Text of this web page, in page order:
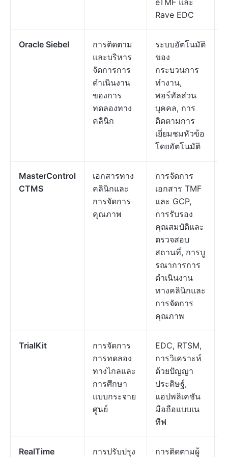
eTMF และ
Rave EDC
Oracle Siebel
การติดตาม
และบริหาร
จัดการการ
ดำเนินงาน
ของการ
ทดลองทาง
คลินิก
ระบบอัตโนมัติ
ของ
กระบวนการ
ทำงาน,
พอร์ทัลส่วน
บุคคล, การ
ติดตามการ
เยี่ยมชมหัวข้อ
โดยอัตโนมัติ
MasterControl
CTMS
เอกสารทาง
คลินิกและ
การจัดการ
คุณภาพ
การจัดการ
เอกสาร TMF
และ GCP,
การรับรอง
คุณสมบัติและ
ตรวจสอบ
สถานที่, การบู
รณาการการ
ดำเนินงาน
ทางคลินิกและ
การจัดการ
คุณภาพ
TrialKit
การจัดการ
การทดลอง
ทางไกลและ
การศึกษา
แบบกระจาย
ศูนย์
EDC, RTSM,
การวิเคราะห์
ด้วยปัญญา
ประดิษฐ์,
แอปพลิเคชัน
มือถือแบบเน
ทีฟ
RealTime
การปรับปรุง
การติดตามผู้